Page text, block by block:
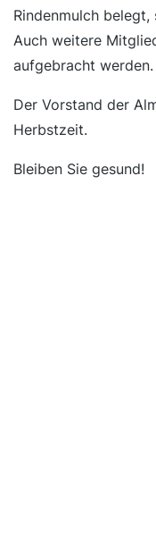
Rindenmulch
Auch weitere
aufgebracht werden.
Der Vorstand der
Herbstzeit.
Bleiben Sie gesund!